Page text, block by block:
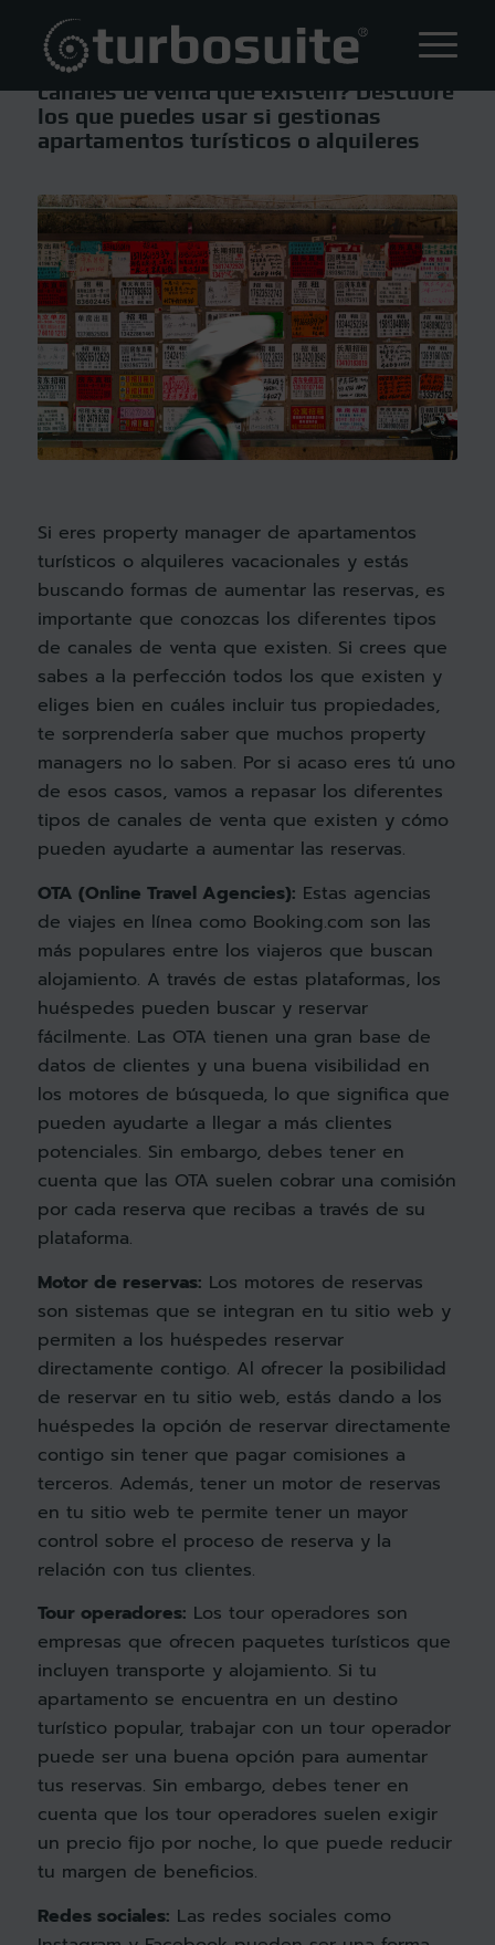
¿Conoces los diferentes tipos de
canales de venta que existen? Descubre
los que puedes usar si gestionas
apartamentos turísticos o alquileres
Si eres property manager de apartamentos
turísticos o alquileres vacacionales y estás
buscando formas de aumentar las reservas, es
importante que conozcas los diferentes tipos
de canales de venta que existen. Si crees que
sabes a la perfección todos los que existen y
eliges bien en cuáles incluir tus propiedades,
te sorprendería saber que muchos property
managers no lo saben. Por si acaso eres tú uno
de esos casos, vamos a repasar los diferentes
tipos de canales de venta que existen y cómo
pueden ayudarte a aumentar las reservas.
OTA (Online Travel Agencies): Estas agencias
de viajes en línea como Booking.com son las
más populares entre los viajeros que buscan
alojamiento. A través de estas plataformas, los
huéspedes pueden buscar y reservar
fácilmente. Las OTA tienen una gran base de
datos de clientes y una buena visibilidad en
los motores de búsqueda, lo que significa que
pueden ayudarte a llegar a más clientes
potenciales. Sin embargo, debes tener en
cuenta que las OTA suelen cobrar una comisión
por cada reserva que recibas a través de su
plataforma.
Motor de reservas: Los motores de reservas
son sistemas que se integran en tu sitio web y
permiten a los huéspedes reservar
directamente contigo. Al ofrecer la posibilidad
de reservar en tu sitio web, estás dando a los
huéspedes la opción de reservar directamente
contigo sin tener que pagar comisiones a
terceros. Además, tener un motor de reservas
en tu sitio web te permite tener un mayor
control sobre el proceso de reserva y la
relación con tus clientes.
Tour operadores: Los tour operadores son
empresas que ofrecen paquetes turísticos que
incluyen transporte y alojamiento. Si tu
apartamento se encuentra en un destino
turístico popular, trabajar con un tour operador
puede ser una buena opción para aumentar
tus reservas. Sin embargo, debes tener en
cuenta que los tour operadores suelen exigir
un precio fijo por noche, lo que puede reducir
tu margen de beneficios.
Redes sociales: Las redes sociales como